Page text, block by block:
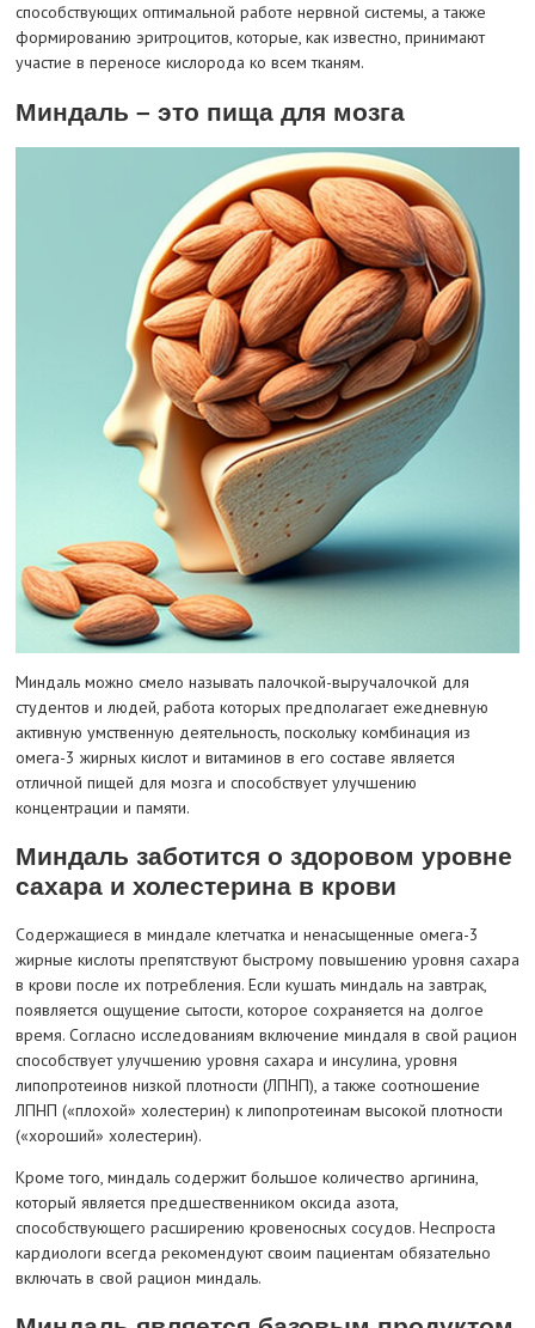
способствующих оптимальной работе нервной системы, а также
формированию эритроцитов, которые, как известно, принимают
участие в переносе кислорода ко всем тканям.
Миндаль – это пища для мозга
Миндаль можно смело называть палочкой-выручалочкой для
студентов и людей, работа которых предполагает ежедневную
активную умственную деятельность, поскольку комбинация из
омега-3 жирных кислот и витаминов в его составе является
отличной пищей для мозга и способствует улучшению
концентрации и памяти.
Миндаль заботится о здоровом уровне
сахара и холестерина в крови
Содержащиеся в миндале клетчатка и ненасыщенные омега-3
жирные кислоты препятствуют быстрому повышению уровня сахара
в крови после их потребления. Если кушать миндаль на завтрак,
появляется ощущение сытости, которое сохраняется на долгое
время. Согласно исследованиям включение миндаля в свой рацион
способствует улучшению уровня сахара и инсулина, уровня
липопротеинов низкой плотности (ЛПНП), а также соотношение
ЛПНП («плохой» холестерин) к липопротеинам высокой плотности
(«хороший» холестерин).
Кроме того, миндаль содержит большое количество аргинина,
который является предшественником оксида азота,
способствующего расширению кровеносных сосудов. Неспроста
кардиологи всегда рекомендуют своим пациентам обязательно
включать в свой рацион миндаль.